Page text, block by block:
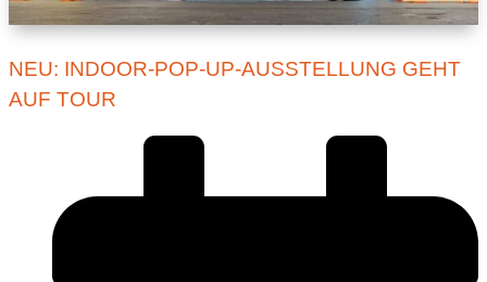
NEU: INDOOR-POP-UP-AUSSTELLUNG GEHT
AUF TOUR